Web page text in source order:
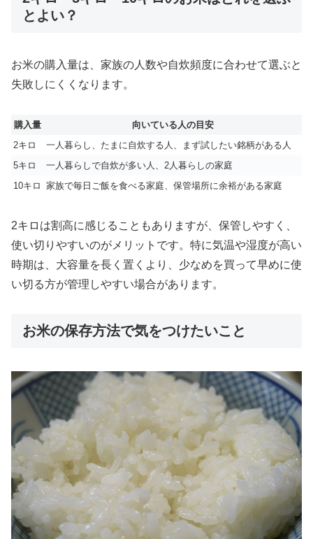
とよい？
お米の購入量は、家族の人数や自炊頻度に合わせて選ぶと
失敗しにくくなります。
購入量
向いている人の目安
2キロ
一人暮らし、たまに自炊する人、まず試したい銘柄がある人
5キロ
一人暮らしで自炊が多い人、2人暮らしの家庭
10キロ 家族で毎日ご飯を食べる家庭、保管場所に余裕がある家庭
2キロは割高に感じることもありますが、保管しやすく、
使い切りやすいのがメリットです。特に気温や湿度が高い
時期は、大容量を長く置くより、少なめを買って早めに使
い切る方が管理しやすい場合があります。
お米の保存方法で気をつけたいこと